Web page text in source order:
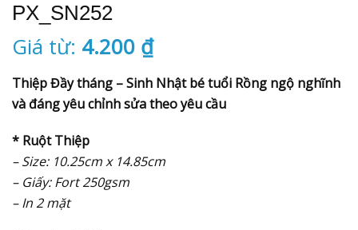
PX_SN252
Giá từ: 4.200 ₫
Thiệp Đầy tháng – Sinh Nhật bé tuổi Rồng ngộ nghĩnh
và đáng yêu chỉnh sửa theo yêu cầu
* Ruột Thiệp
– Size: 10.25cm x 14.85cm
– Giấy: Fort 250gsm
– In 2 mặt